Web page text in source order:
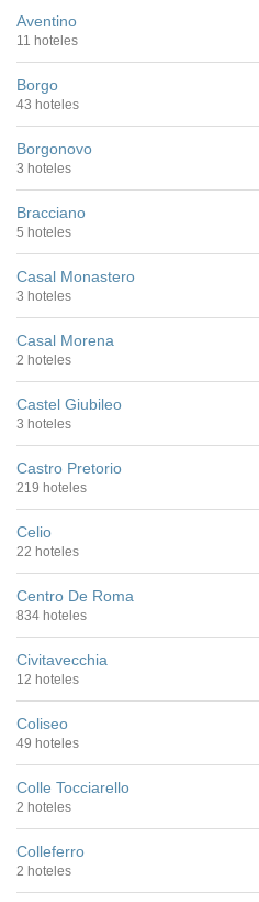
Aventino
11 hoteles
Borgo
43 hoteles
Borgonovo
3 hoteles
Bracciano
5 hoteles
Casal Monastero
3 hoteles
Casal Morena
2 hoteles
Castel Giubileo
3 hoteles
Castro Pretorio
219 hoteles
Celio
22 hoteles
Centro De Roma
834 hoteles
Civitavecchia
12 hoteles
Coliseo
49 hoteles
Colle Tocciarello
2 hoteles
Colleferro
2 hoteles